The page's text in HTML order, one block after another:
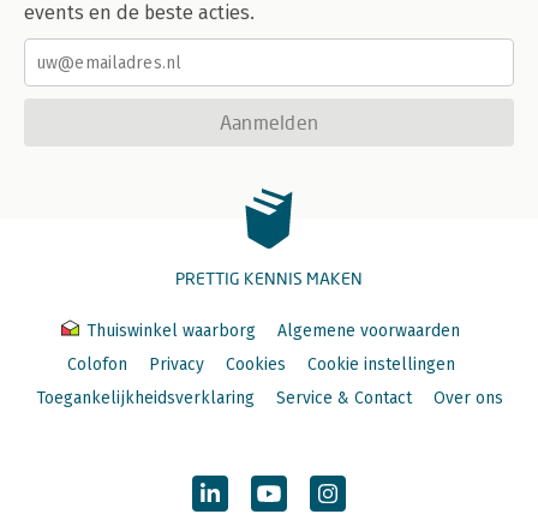
events en de beste acties.
Aanmelden
PRETTIG KENNIS MAKEN
Thuiswinkel waarborg
Algemene voorwaarden
Colofon
Privacy Cookies
Cookie instellingen
Toegankelijkheidsverklaring
Service & Contact Over ons